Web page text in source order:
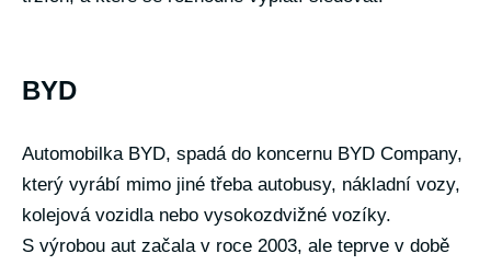
BYD
Automobilka BYD, spadá do koncernu BYD Company,
který vyrábí mimo jiné třeba autobusy, nákladní vozy,
kolejová vozidla nebo vysokozdvižné vozíky.
S výrobou aut začala v roce 2003, ale teprve v době